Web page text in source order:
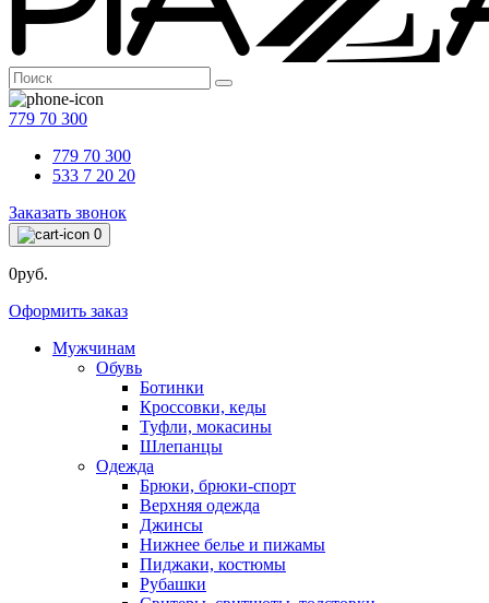
779 70 300
779 70 300
533 7 20 20
Заказать звонок
0
0руб.
Оформить заказ
Мужчинам
Обувь
Ботинки
Кроссовки, кеды
Туфли, мокасины
Шлепанцы
Одежда
Брюки, брюки-спорт
Верхняя одежда
Джинсы
Нижнее белье и пижамы
Пиджаки, костюмы
Рубашки